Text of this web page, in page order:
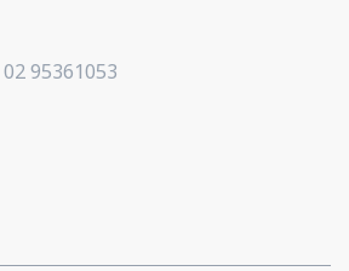
95361053